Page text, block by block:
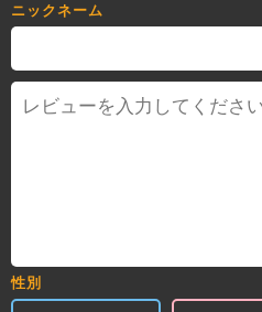
ニックネーム
性別